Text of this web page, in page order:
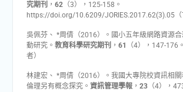
究期刊 ， 62（3），125-158。
https://doi.org/10.6209/JORIES.2017.62(3).05（
吳佩芬、 *周倩（2016）。國小五年級網路資源
動研究。 教育科學研究期刊 ， 61
（4），147-176
者）
林建宏、 *周倩（2016）。我國大專院校資訊相
倫理另有概念探究。 資訊管理學報， 23（4），